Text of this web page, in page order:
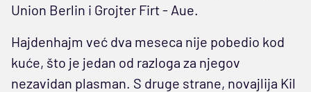
Union Berlin i Grojter Firt - Aue.
Hajdenhajm već dva meseca nije pobedio kod
kuće, što je jedan od razloga za njegov
nezavidan plasman. S druge strane, novajlija Kil